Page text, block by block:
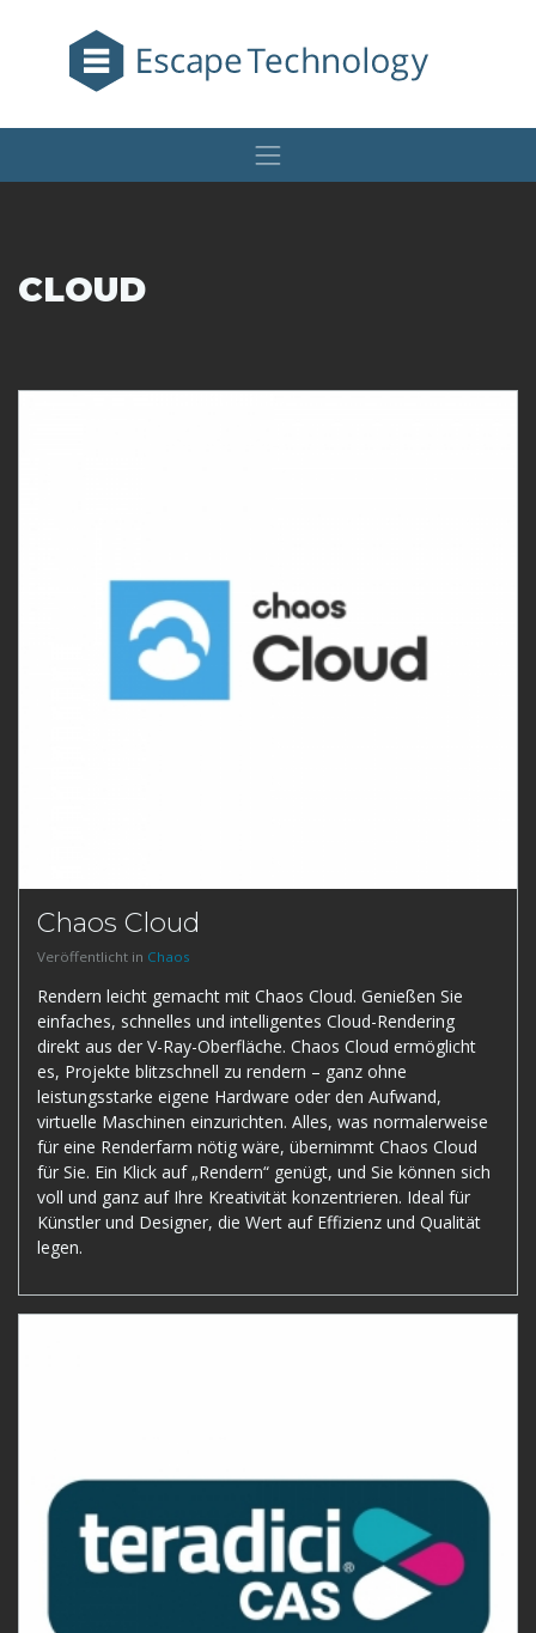
CLOUD
Chaos Cloud
Veröffentlicht in Chaos
Rendern leicht gemacht mit Chaos Cloud. Genießen Sie
einfaches, schnelles und intelligentes Cloud-Rendering
direkt aus der V-Ray-Oberfläche. Chaos Cloud ermöglicht
es, Projekte blitzschnell zu rendern – ganz ohne
leistungsstarke eigene Hardware oder den Aufwand,
virtuelle Maschinen einzurichten. Alles, was normalerweise
für eine Renderfarm nötig wäre, übernimmt Chaos Cloud
für Sie. Ein Klick auf „Rendern“ genügt, und Sie können sich
voll und ganz auf Ihre Kreativität konzentrieren. Ideal für
Künstler und Designer, die Wert auf Effizienz und Qualität
legen.